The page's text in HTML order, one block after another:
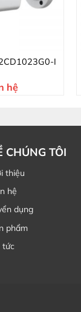
I
hệ
CHÚNG TÔI
thiệu
hệ
dụng
phẩm
tức